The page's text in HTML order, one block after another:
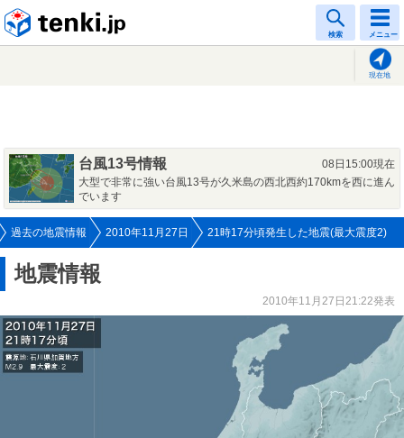
検索 メニュー
現在地
台風13号情報
08日15:00現在
大型で非常に強い台風13号が久米島の西北西約170kmを西に進ん
でいます
過去の地震情報 2010年11月27日 21時17分頃発生した地震(最大震度2)
地震情報
2010年11月27日21:22発表